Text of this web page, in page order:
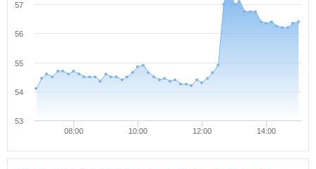
08:00 10:00 12:00 14:00
53
54
55
56
57